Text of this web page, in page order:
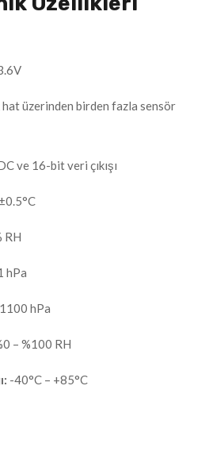
hat üzerinden birden fazla sensör
ve 16-bit veri çıkışı
±0.5°C
RH
hPa
hPa
– %100 RH
-40°C – +85°C